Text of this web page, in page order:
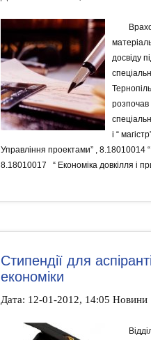
досвіду
розпочав
і “
Управління проектами” , 8.18010014
8.18010017 “ Економіка довкілля і
Стипендії для
економіки
Дата: 12-01-2012, 14:05 Новини